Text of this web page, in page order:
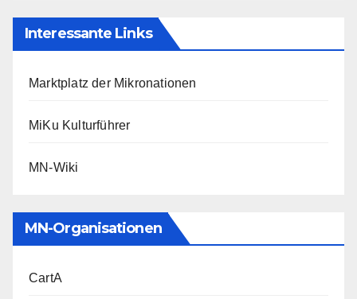
Interessante Links
Marktplatz der Mikronationen
MiKu Kulturführer
MN-Wiki
MN-Organisationen
CartA